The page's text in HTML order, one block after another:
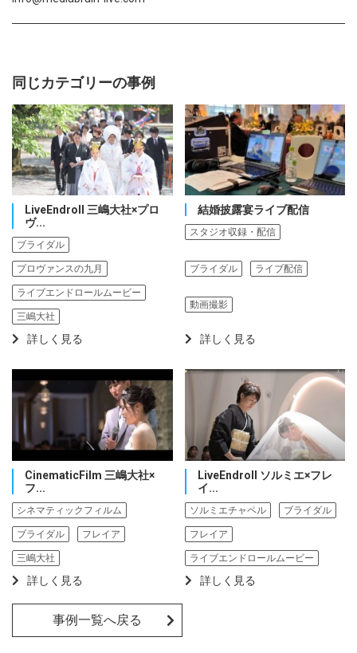
同じカテゴリーの事例
LiveEndroll 三嶋大社×プロ
ヴ...
ブライダル
プロヴァンスの九月
ライブエンドロールムービー
三嶋大社
詳しく見る
結婚披露宴ライブ配信
スタジオ収録・配信
ブライダル ライブ配信
動画撮影
詳しく見る
CinematicFilm 三嶋大社×
フ...
シネマティックフィルム
ブライダル フレイア
三嶋大社
詳しく見る
LiveEndroll ソルミエ×フレ
イ...
ソルミエチャペル ブライダル
フレイア
ライブエンドロールムービー
詳しく見る
事例一覧へ戻る